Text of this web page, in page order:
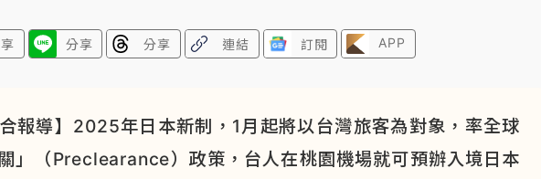
分享 分享 連結 訂閱 APP
合報導】2025年日本新制，1月起將以台灣旅客為對象，率全球
」（Preclearance）政策，台人在桃園機場就可預辦入境日本